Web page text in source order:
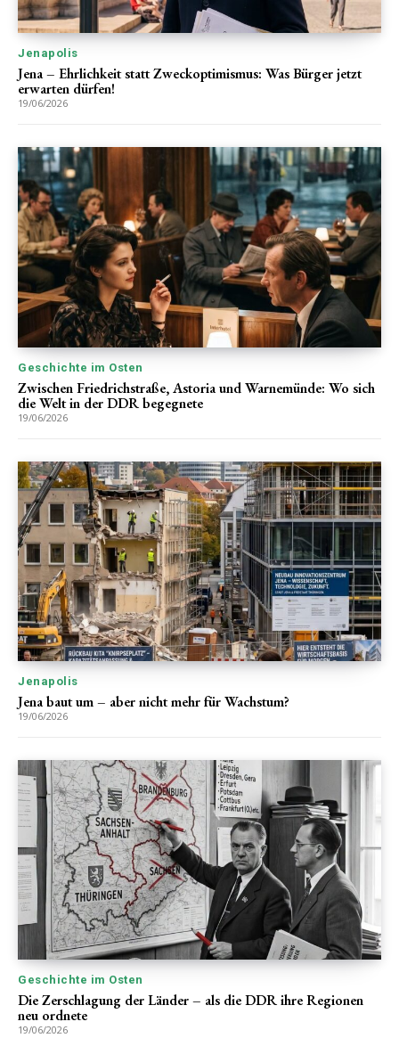
Jenapolis
Jena – Ehrlichkeit statt Zweckoptimismus: Was Bürger jetzt
erwarten dürfen!
19/06/2026
Geschichte im Osten
Zwischen Friedrichstraße, Astoria und Warnemünde: Wo sich
die Welt in der DDR begegnete
19/06/2026
Jenapolis
Jena baut um – aber nicht mehr für Wachstum?
19/06/2026
Geschichte im Osten
Die Zerschlagung der Länder – als die DDR ihre Regionen
neu ordnete
19/06/2026